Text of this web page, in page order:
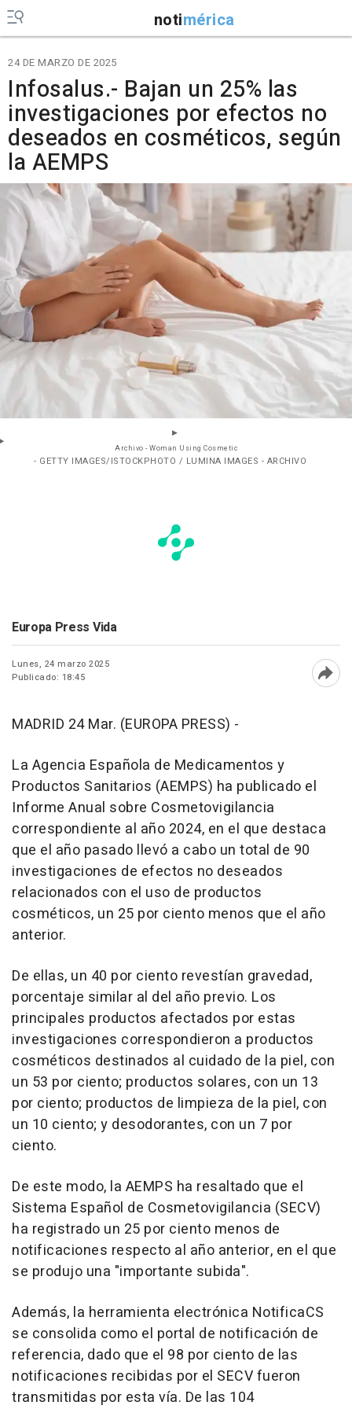
notimérica
24 DE MARZO DE 2025
Infosalus.- Bajan un 25% las
investigaciones por efectos no
deseados en cosméticos, según
la AEMPS
Archivo - Woman Using Cosmetic
- GETTY IMAGES/ISTOCKPHOTO / LUMINA IMAGES - ARCHIVO
Europa Press Vida
Lunes, 24 marzo 2025
Publicado: 18:45
MADRID 24 Mar. (EUROPA PRESS) -
La Agencia Española de Medicamentos y
Productos Sanitarios (AEMPS) ha publicado el
Informe Anual sobre Cosmetovigilancia
correspondiente al año 2024, en el que destaca
que el año pasado llevó a cabo un total de 90
investigaciones de efectos no deseados
relacionados con el uso de productos
cosméticos, un 25 por ciento menos que el año
anterior.
De ellas, un 40 por ciento revestían gravedad,
porcentaje similar al del año previo. Los
principales productos afectados por estas
investigaciones correspondieron a productos
cosméticos destinados al cuidado de la piel, con
un 53 por ciento; productos solares, con un 13
por ciento; productos de limpieza de la piel, con
un 10 ciento; y desodorantes, con un 7 por
ciento.
De este modo, la AEMPS ha resaltado que el
Sistema Español de Cosmetovigilancia (SECV)
ha registrado un 25 por ciento menos de
notificaciones respecto al año anterior, en el que
se produjo una "importante subida".
Además, la herramienta electrónica NotificaCS
se consolida como el portal de notificación de
referencia, dado que el 98 por ciento de las
notificaciones recibidas por el SECV fueron
transmitidas por esta vía. De las 104